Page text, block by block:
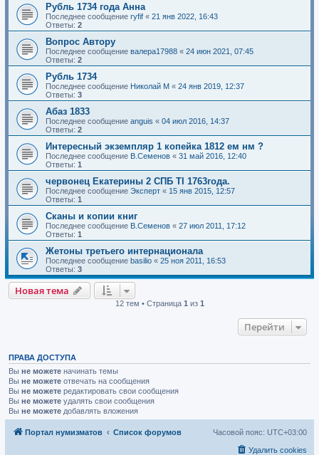
Рубль 1734 года Анна
Последнее сообщение ryfif « 21 янв 2022, 16:43
Ответы: 2
Вопрос Автору
Последнее сообщение валера17988 « 24 июн 2021, 07:45
Ответы: 2
Рубль 1734
Последнее сообщение Николай М « 24 янв 2019, 12:37
Ответы: 3
Абаз 1833
Последнее сообщение anguis « 04 июл 2016, 14:37
Ответы: 2
Интересный экземпляр 1 копейка 1812 ем нм ?
Последнее сообщение В.Семенов « 31 май 2016, 12:40
Ответы: 1
червонец Екатерины 2 СПБ TI 1763года.
Последнее сообщение Эксперт « 15 янв 2015, 12:57
Ответы: 1
Сканы и копии книг
Последнее сообщение В.Семенов « 27 июл 2011, 17:12
Ответы: 1
Жетоны третьего интернационала
Последнее сообщение basilio « 25 ноя 2011, 16:53
Ответы: 3
Новая тема
12 тем • Страница 1 из 1
Перейти
ПРАВА ДОСТУПА
Вы не можете начинать темы
Вы не можете отвечать на сообщения
Вы не можете редактировать свои сообщения
Вы не можете удалять свои сообщения
Вы не можете добавлять вложения
Портал нумизматов Список форумов Часовой пояс: UTC+03:00
Удалить cookies